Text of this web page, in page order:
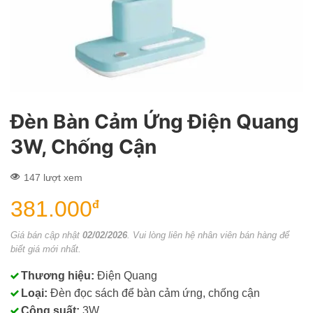
Đèn Bàn Cảm Ứng Điện Quang
3W, Chống Cận
147 lượt xem
381.000đ
Giá bán cập nhật 02/02/2026 . Vui lòng liên hệ nhân viên bán hàng để
biết giá mới nhất.
Thương hiệu: Điện Quang
Loại: Đèn đọc sách để bàn cảm ứng, chống cận
Công suất: 3W